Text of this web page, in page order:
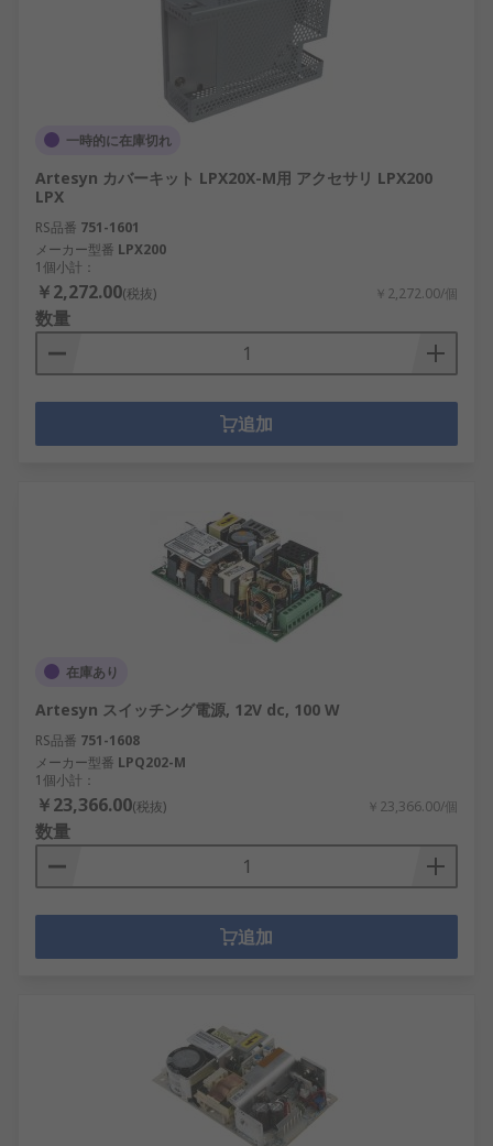
一時的に在庫切れ
Artesyn カバーキット LPX20X-M用 アクセサリ LPX200
LPX
RS品番 751-1601
メーカー型番 LPX200
1個小計：
￥2,272.00(税抜) ￥2,272.00/個
数量
追加
在庫あり
Artesyn スイッチング電源, 12V dc, 100 W
RS品番 751-1608
メーカー型番 LPQ202-M
1個小計：
￥23,366.00(税抜) ￥23,366.00/個
数量
追加